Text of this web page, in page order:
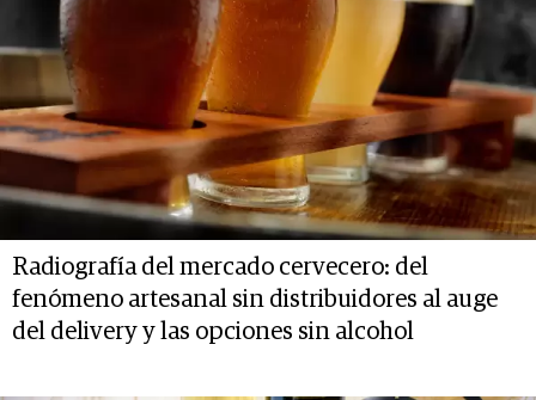
Radiografía del mercado cervecero: del
fenómeno artesanal sin distribuidores al auge
del delivery y las opciones sin alcohol